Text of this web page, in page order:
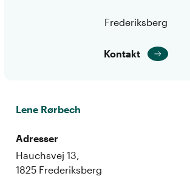
Frederiksberg
Kontakt
Lene Rørbech
Adresser
Hauchsvej 13,
1825 Frederiksberg